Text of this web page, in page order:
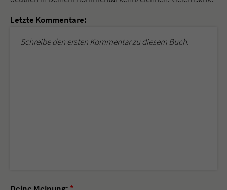
Letzte Kommentare:
Schreibe den ersten Kommentar zu diesem Buch.